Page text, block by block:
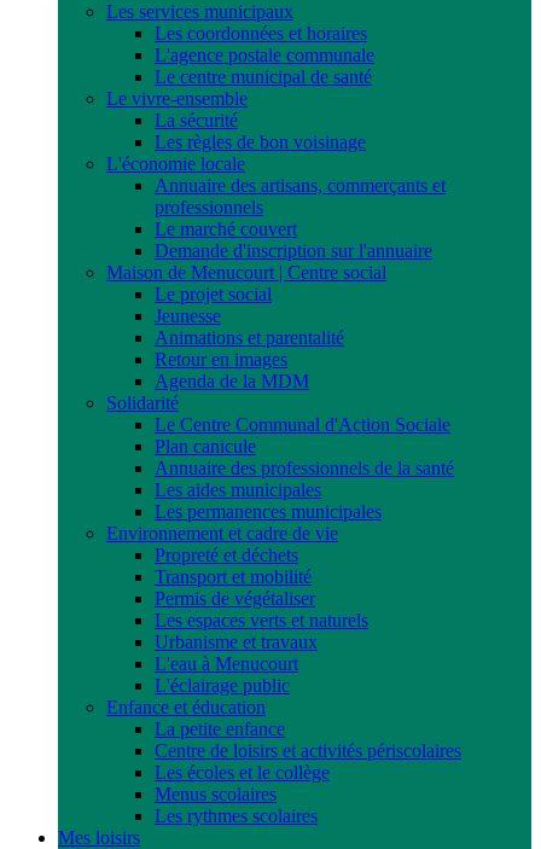
Les services municipaux
Les coordonnées et horaires
L'agence postale communale
Le centre municipal de santé
Le vivre-ensemble
La sécurité
Les règles de bon voisinage
L'économie locale
Annuaire des artisans, commerçants et
professionnels
Le marché couvert
Demande d'inscription sur l'annuaire
Maison de Menucourt | Centre social
Le projet social
Jeunesse
Animations et parentalité
Retour en images
Agenda de la MDM
Solidarité
Le Centre Communal d'Action Sociale
Plan canicule
Annuaire des professionnels de la santé
Les aides municipales
Les permanences municipales
Environnement et cadre de vie
Propreté et déchets
Transport et mobilité
Permis de végétaliser
Les espaces verts et naturels
Urbanisme et travaux
L'eau à Menucourt
L'éclairage public
Enfance et éducation
La petite enfance
Centre de loisirs et activités périscolaires
Les écoles et le collège
Menus scolaires
Les rythmes scolaires
Mes loisirs